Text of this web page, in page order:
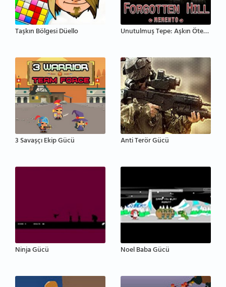
Taşkın Bölgesi Düello Unutulmuş Tepe: Aşkın Ötesinde
3 Savaşçı Ekip Gücü Anti Terör Gücü
Ninja Gücü Noel Baba Gücü